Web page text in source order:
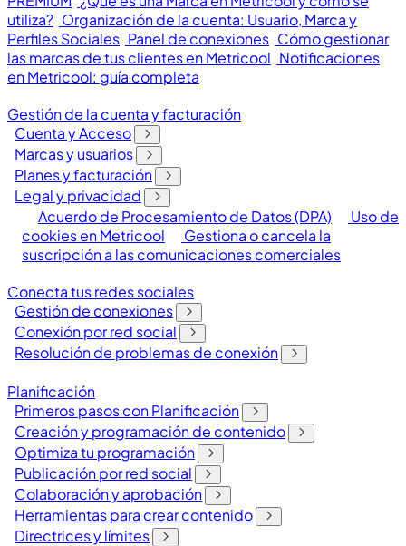
utiliza? Organización de la cuenta: Usuario, Marca y
Perfiles Sociales Panel de conexiones Cómo gestionar
las marcas de tus clientes en Metricool Notificaciones
en Metricool: guía completa
Gestión de la cuenta y facturación
Cuenta y Acceso
Marcas y usuarios
Planes y facturación
Legal y privacidad
Acuerdo de Procesamiento de Datos (DPA)
Uso de
cookies en Metricool
Gestiona o cancela la
suscripción a las comunicaciones comerciales
Conecta tus redes sociales
Gestión de conexiones
Conexión por red social
Resolución de problemas de conexión
Planificación
Primeros pasos con Planificación
Creación y programación de contenido
Optimiza tu programación
Publicación por red social
Colaboración y aprobación
Herramientas para crear contenido
Directrices y límites